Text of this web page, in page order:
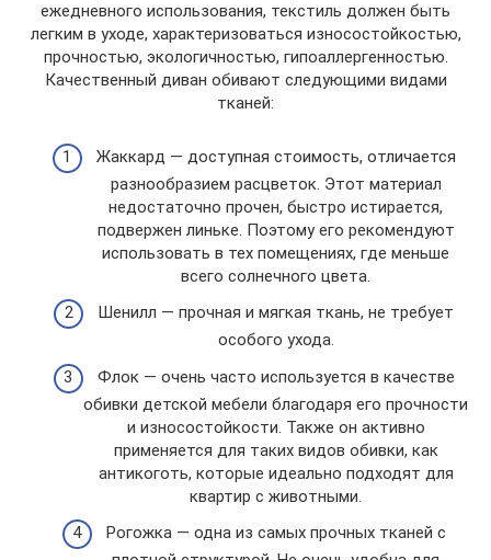
ежедневного использования, текстиль должен быть
легким в уходе, характеризоваться износостойкостью,
прочностью, экологичностью, гипоаллергенностью.
Качественный диван обивают следующими видами
тканей:
Жаккард — доступная стоимость, отличается
разнообразием расцветок. Этот материал
недостаточно прочен, быстро истирается,
подвержен линьке. Поэтому его рекомендуют
использовать в тех помещениях, где меньше
всего солнечного цвета.
Шенилл — прочная и мягкая ткань, не требует
особого ухода.
Флок — очень часто используется в качестве
обивки детской мебели благодаря его прочности
и износостойкости. Также он активно
применяется для таких видов обивки, как
антикоготь, которые идеально подходят для
квартир с животными.
Рогожка — одна из самых прочных тканей с